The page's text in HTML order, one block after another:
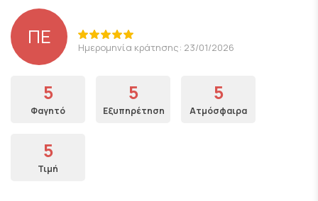
ΠΕ Ημερομηνία κράτησης: 23/01/2026
5
Φαγητό
5
Εξυπηρέτηση
5
Ατμόσφαιρα
5
Τιμή